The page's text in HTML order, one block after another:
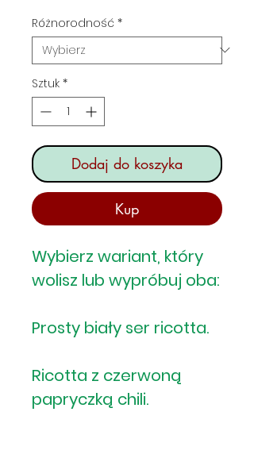
Różnorodność *
Sztuk *
Dodaj do koszyka
Kup
Wybierz wariant, który
wolisz lub wypróbuj oba:
Prosty biały ser ricotta.
Ricotta z czerwoną
papryczką chili.